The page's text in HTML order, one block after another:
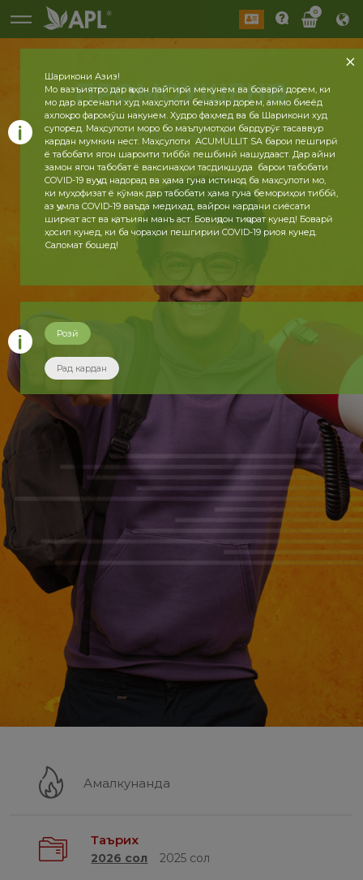
0
ПРОМОУШЕНҲО
МУФАССАЛТАР
Амалкунанда
Таърих
2026 сол 2025 сол
Шарикони Азиз!
Мо вазъиятро дар ҷаҳон пайгирӣ мекунем ва боварӣ дорем, ки
мо дар арсенали худ маҳсулоти беназир дорем, аммо биеёд
ахлоқро фаромӯш накунем. Худро фаҳмед ва ба Шарикони худ
супоред. Маҳсулоти моро бо маълумотҳои бардурӯғ тасаввур
кардан мумкин нест. Маҳсулоти ACUMULLIT SA барои пешгирӣ
ё табобати ягон шароити тиббӣ пешбинӣ нашудааст. Дар айни
замон ягон табобат ё ваксинаҳои тасдиқшуда барои табобати
COVID-19 вуҷуд надорад ва ҳама гуна истинод ба маҳсулоти мо,
ки муҳофизат ё кӯмак дар табобати ҳама гуна бемориҳои тиббӣ,
аз ҷумла COVID-19 ваъда медиҳад, вайрон кардани сиёсати
ширкат аст ва қатъиян манъ аст. Бовиҷдон тиҷорат кунед! Боварӣ
ҳосил кунед, ки ба чораҳои пешгирии COVID-19 риоя кунед.
Саломат бошед!
Розӣ
Рад кардан